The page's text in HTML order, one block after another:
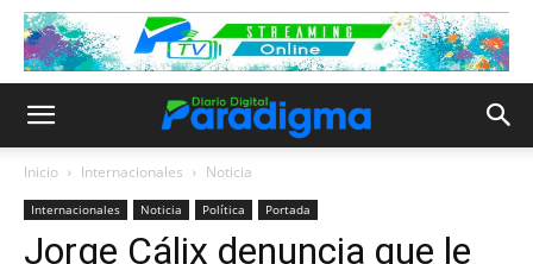
Inicio Internacionales Noticia
Internacionales Noticia Política Portada
Jorge Cálix denuncia que le